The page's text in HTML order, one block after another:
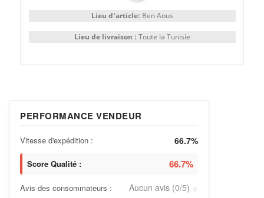
Lieu d'article: Ben Aous
Lieu de livraison : Toute la Tunisie
PERFORMANCE VENDEUR
Vitesse d'expédition : 66.7%
Score Qualité : 66.7%
Avis des consommateurs : Aucun avis (0/5) ⭐